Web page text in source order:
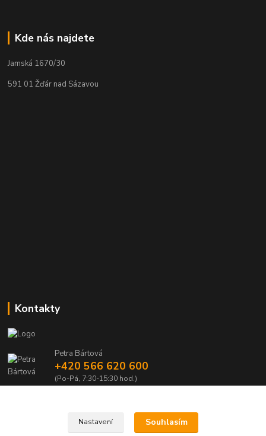
Kde nás najdete
Jamská 1670/30
591 01 Žďár nad Sázavou
Kontakty
Petra Bártová
+420 566 620 600
(Po-Pá, 7:30-15:30 hod.)
Nastavení Souhlasím